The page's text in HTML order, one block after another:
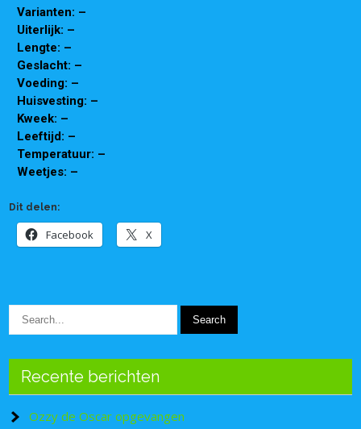
Varianten: –
Uiterlijk: –
Lengte: –
Geslacht: –
Voeding: –
Huisvesting: –
Kweek: –
Leeftijd: –
Temperatuur: –
Weetjes: –
Dit delen:
Facebook X
Recente berichten
Ozzy de Oscar opgevangen